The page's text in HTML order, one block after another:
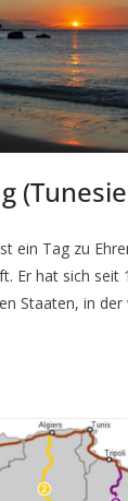
ein Tag zu
Er hat sich seit
Staaten, in